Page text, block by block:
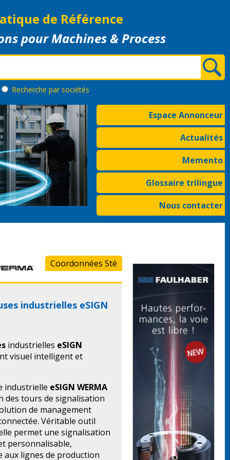
de Référence
pour Machines & Process
Recherche par sociétés
Espace Annonceur
Actualités
Memento
Glossaire trilingue
Nous contacter
Coordonnées Sté
industrielles eSIGN
industrielles eSIGN
visuel intelligent et
industrielle eSIGN WERMA
des tours de signalisation
de management
Véritable outil
permet une signalisation
personnalisable,
aux lignes de production